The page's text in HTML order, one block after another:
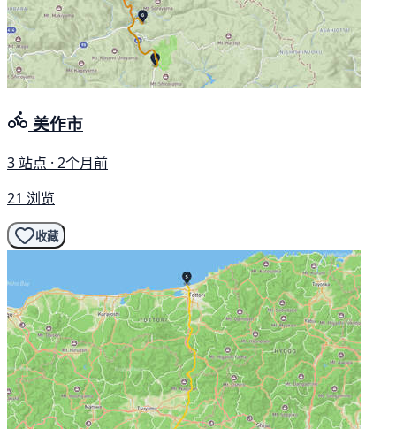
美作市
3 站点 · 2个月前
21 浏览
收藏